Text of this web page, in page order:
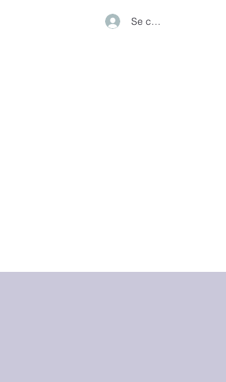
Se connecter